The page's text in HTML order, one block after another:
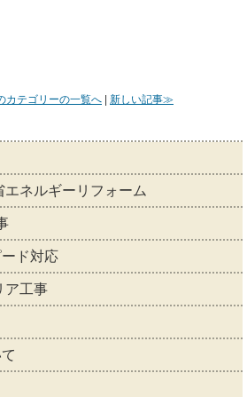
カテゴリーの一覧へ 新しい記事≫
ネルギーリフォーム
ド対応
ア工事